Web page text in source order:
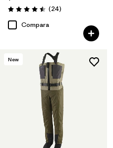
Valoración: 4.5 / 5
(24Comentarios
)
Compara
New